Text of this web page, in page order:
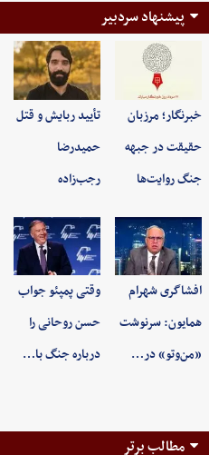
پیشنهاد سردبیر
خبرنگار؛ مرزبان
حقیقت در جبهه
جنگ روایت‌ها
تأیید ربایش و قتل
حمیدرضا
رجب‌زاده
افشاگری شهرام
همایون: سرنوشت
«من‌وتو» در…
وقتی پمپئو جواب
حسن روحانی را
درباره جنگ با…
مطالب برتر